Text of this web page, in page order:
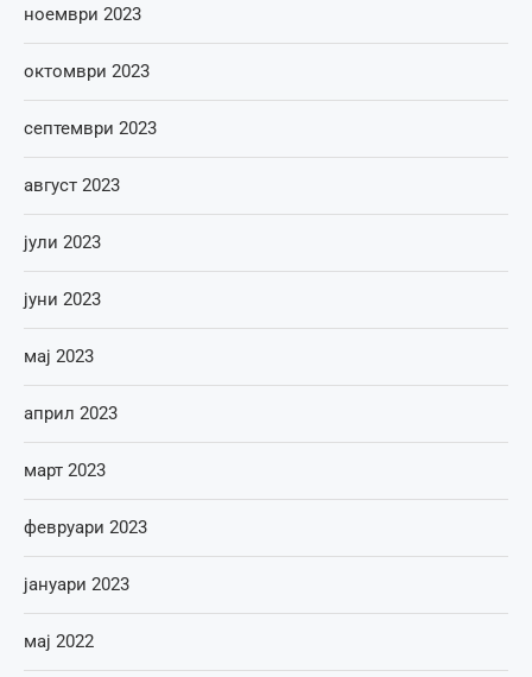
ноември 2023
октомври 2023
септември 2023
август 2023
јули 2023
јуни 2023
мај 2023
април 2023
март 2023
февруари 2023
јануари 2023
мај 2022